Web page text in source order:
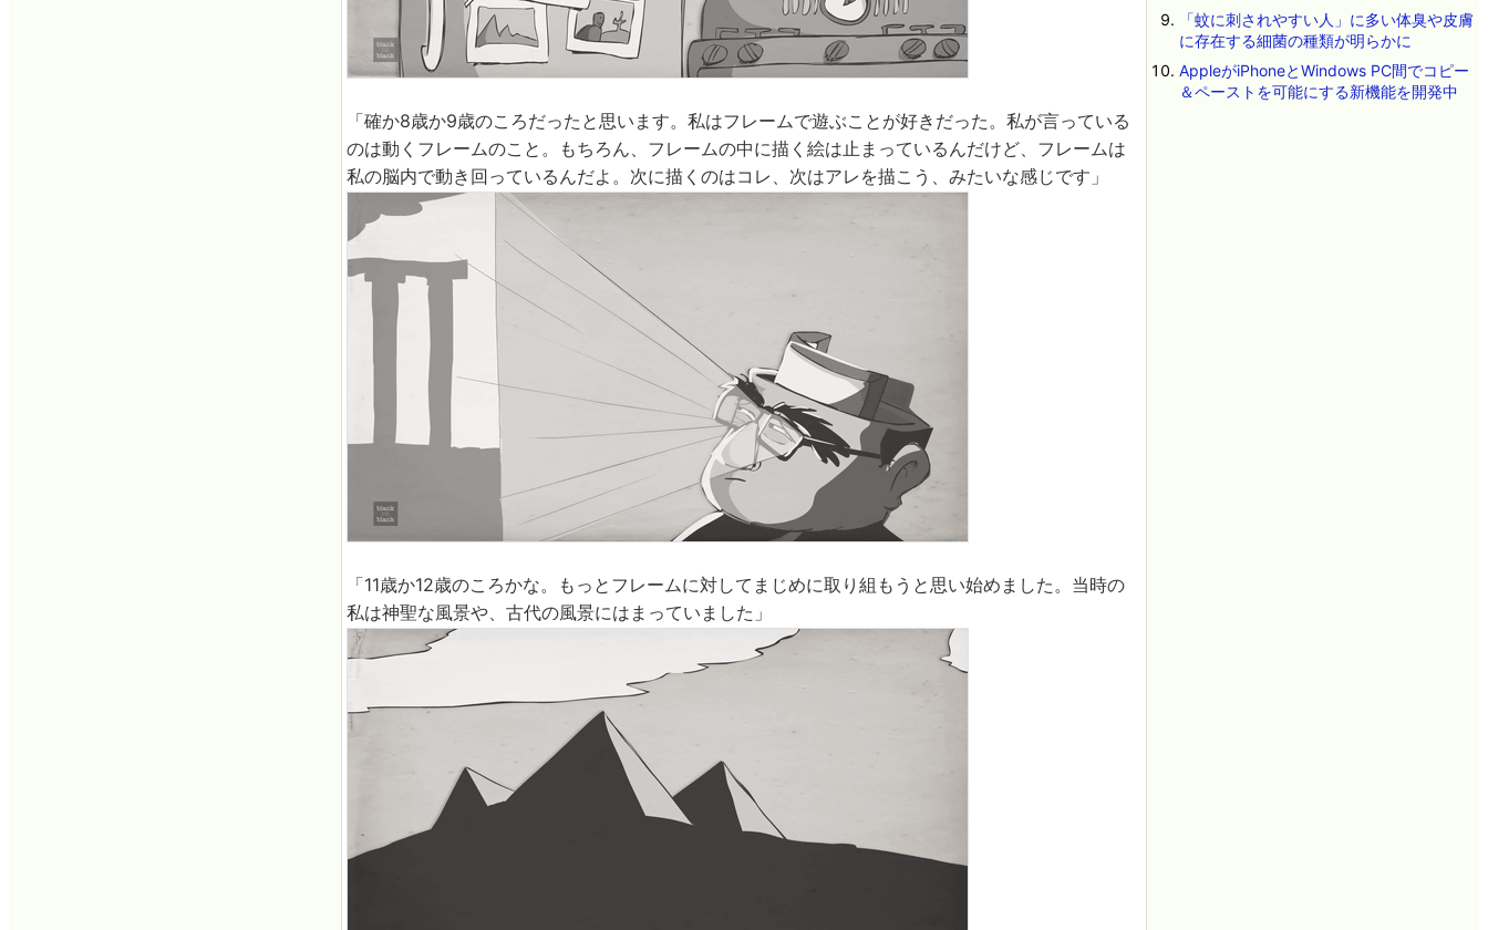
「確か8歳か9歳のころだったと思います。私はフレームで遊ぶことが好きだった。私が言っている
のは動くフレームのこと。もちろん、フレームの中に描く絵は止まっているんだけど、フレームは
私の脳内で動き回っているんだよ。次に描くのはコレ、次はアレを描こう、みたいな感じです」
「11歳か12歳のころかな。もっとフレームに対してまじめに取り組もうと思い始めました。当時の
私は神聖な風景や、古代の風景にはまっていました」
「蚊に刺されやすい人」に多い体臭や皮膚
に存在する細菌の種類が明らかに
AppleがiPhoneとWindows PC間でコピー
＆ペーストを可能にする新機能を開発中